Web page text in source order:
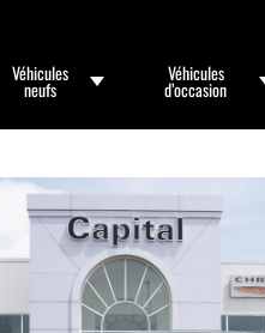
Véhicules
neufs
Véhicules
d’occasion